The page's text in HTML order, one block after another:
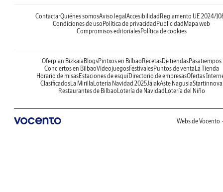
ContactarQuiénes somosAviso legal Accesibilidad Reglamento UE 2024/
Condiciones de uso Política de privacidad Publicidad Mapa web
Compromisos editorialesPolítica de cookies
Oferplan Bizkaia BlogsPintxos en Bilbao RecetasDe tiendasPasatiempos
Conciertos en BilbaoVideojuegosFestivalesPuntos de venta La Tienda
Horario de misasEstaciones de esquíDirectorio de empresasOfertas
Clasificados La Mirilla Lotería Navidad 2025JaiakAste NagusiaStartinnova
Restaurantes de Bilbao Lotería de Navidad Lotería del Niño
Webs de Vocento